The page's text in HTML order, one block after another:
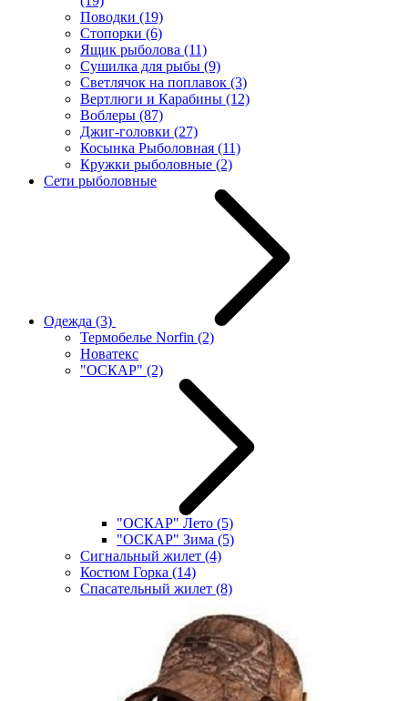
Поводки (19)
Стопорки (6)
Ящик рыболова (11)
Сушилка для рыбы (9)
Светлячок на поплавок (3)
Вертлюги и Карабины (12)
Воблеры (87)
Джиг-головки (27)
Косынка Рыболовная (11)
Кружки рыболовные (2)
Сети рыболовные
Одежда (3)
Термобелье Norfin (2)
Новатекс
"ОСКАР" (2)
"ОСКАР" Лето (5)
"ОСКАР" Зима (5)
Сигнальный жилет (4)
Костюм Горка (14)
Спасательный жилет (8)